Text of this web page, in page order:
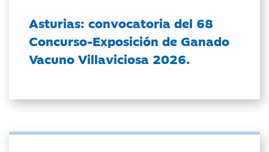
Asturias: convocatoria del 68
Concurso-Exposición de Ganado
Vacuno Villaviciosa 2026.